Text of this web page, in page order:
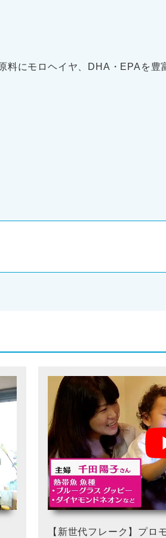
にモロヘイヤ、DHA・EPAを豊
【新世代フレーク】プロ